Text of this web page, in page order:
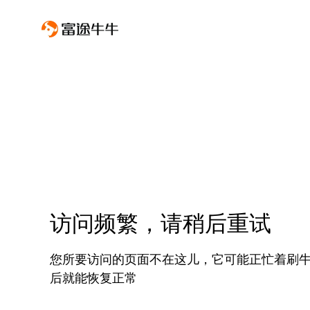
访问频繁，请稍后重试
您所要访问的页面不在这儿，它可能正忙着刷
后就能恢复正常